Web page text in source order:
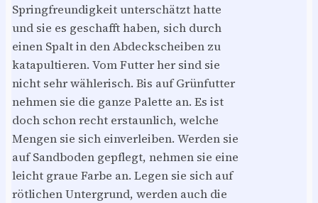
Springfreundigkeit unterschätzt hatte
und sie es geschafft haben, sich durch
einen Spalt in den Abdeckscheiben zu
katapultieren. Vom Futter her sind sie
nicht sehr wählerisch. Bis auf Grünfutter
nehmen sie die ganze Palette an. Es ist
doch schon recht erstaunlich, welche
Mengen sie sich einverleiben. Werden sie
auf Sandboden gepflegt, nehmen sie eine
leicht graue Farbe an. Legen sie sich auf
rötlichen Untergrund, werden auch die